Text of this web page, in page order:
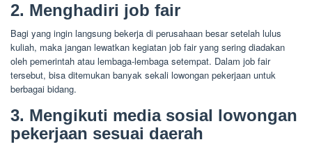
2. Menghadiri job fair
Bagi yang ingin langsung bekerja di perusahaan besar setelah lulus
kuliah, maka jangan lewatkan kegiatan job fair yang sering diadakan
oleh pemerintah atau lembaga-lembaga setempat. Dalam job fair
tersebut, bisa ditemukan banyak sekali lowongan pekerjaan untuk
berbagai bidang.
3. Mengikuti media sosial lowongan
pekerjaan sesuai daerah